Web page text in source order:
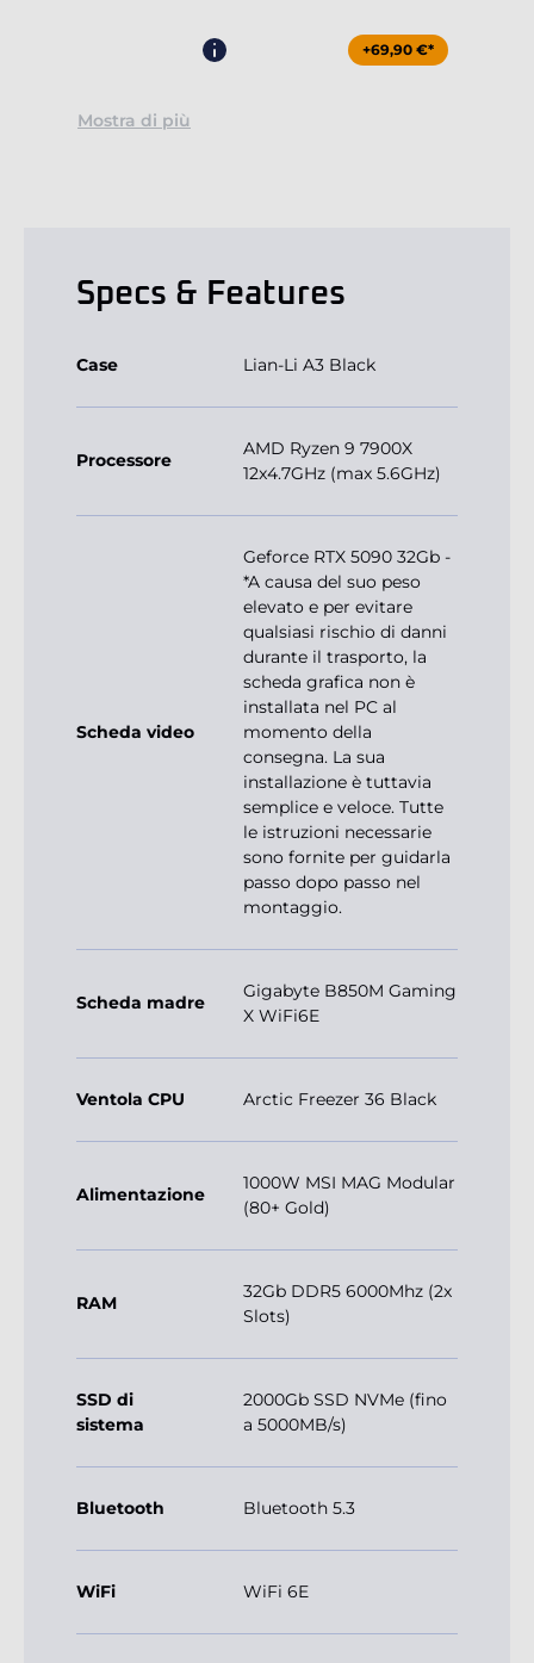
+69,90 €*
Mostra di più
Specs & Features
Case Lian-Li A3 Black
Processore
AMD Ryzen 9 7900X
12x4.7GHz (max 5.6GHz)
Scheda video
Geforce RTX 5090 32Gb -
*A causa del suo peso
elevato e per evitare
qualsiasi rischio di danni
durante il trasporto, la
scheda grafica non è
installata nel PC al
momento della
consegna. La sua
installazione è tuttavia
semplice e veloce. Tutte
le istruzioni necessarie
sono fornite per guidarla
passo dopo passo nel
montaggio.
Scheda madre
Gigabyte B850M Gaming
X WiFi6E
Ventola CPU Arctic Freezer 36 Black
Alimentazione
1000W MSI MAG Modular
(80+ Gold)
RAM
32Gb DDR5 6000Mhz (2x
Slots)
SSD di
sistema
2000Gb SSD NVMe (fino
a 5000MB/s)
Bluetooth Bluetooth 5.3
WiFi WiFi 6E